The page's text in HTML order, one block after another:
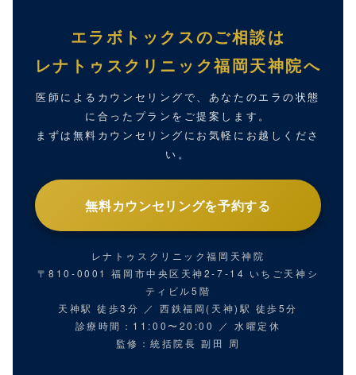
エラボトックスのご相談は
レナトゥスクリニック福岡天神院へ
医師によるカウンセリングで、あなたのエラの状態
に合ったプランをご提案します。
まずは無料カウンセリングにお気軽にお越しくださ
い。
無料カウンセリングを予約する
レナトゥスクリニック福岡天神院
〒810-0001 福岡市中央区天神2-7-14 いちご天神シ
ティビル5階
天神駅 徒歩3分 ／ 西鉄福岡(天神)駅 徒歩5分
診療時間：11:00〜20:00 ／ 水曜定休
監修：統括院長 副田 周